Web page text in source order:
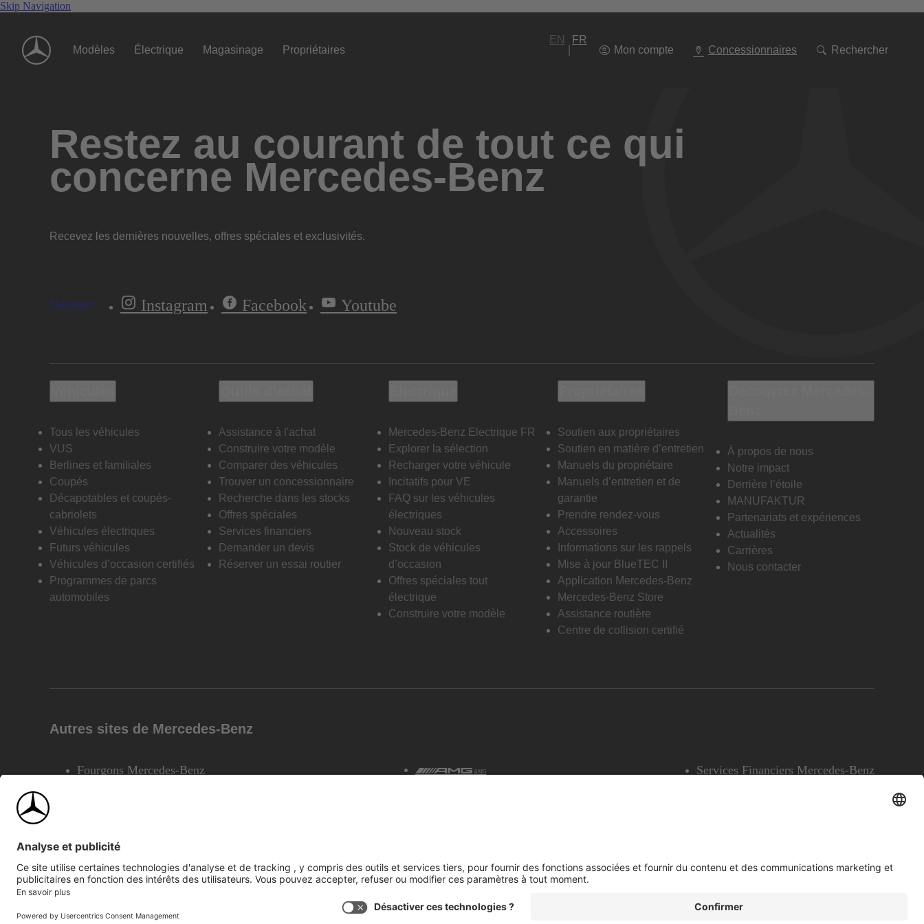
Skip Navigation
Modèles Électrique Magasinage Propriétaires
EN
FR
Mon compte
Concessionnaires Rechercher
à
Restez au courant de tout ce qui
concerne Mercedes-Benz
Recevez les dernières nouvelles, offres spéciales et exclusivités.
S'abonner Instagram Facebook Youtube
Tous les véhicules
VUS
Berlines et familiales
Coupés
Décapotables et coupés-
cabriolets
Véhicules électriques
Futurs véhicules
Véhicules d’occasion certifiés
Programmes de parcs
automobiles
Assistance à l'achat
Construire votre modèle
Comparer des véhicules
Trouver un concessionnaire
Recherche dans les stocks
Offres spéciales
Services financiers
Demander un devis
Réserver un essai routier
Mercedes-Benz Electrique FR
Explorer la sélection
Recharger votre véhicule
Incitatifs pour VE
FAQ sur les véhicules
électriques
Nouveau stock
Stock de véhicules
d’occasion
Offres spéciales tout
électrique
Construire votre modèle
Soutien aux propriétaires
Soutien en matière d’entretien
Manuels du propriétaire
Manuels d’entretien et de
garantie
Prendre rendez-vous
Accessoires
Informations sur les rappels
Mise à jour BlueTEC II
Application Mercedes-Benz
Mercedes-Benz Store
Assistance routière
Centre de collision certifié
À propos de nous
Notre impact
Derrière l’étoile
MANUFAKTUR
Partenariats et expériences
Actualités
Carrières
Nous contacter
Autres sites de Mercedes-Benz
Fourgons Mercedes-Benz AMG Services Financiers Mercedes-Benz
©2026 Mercedes-Benz Canada Inc.